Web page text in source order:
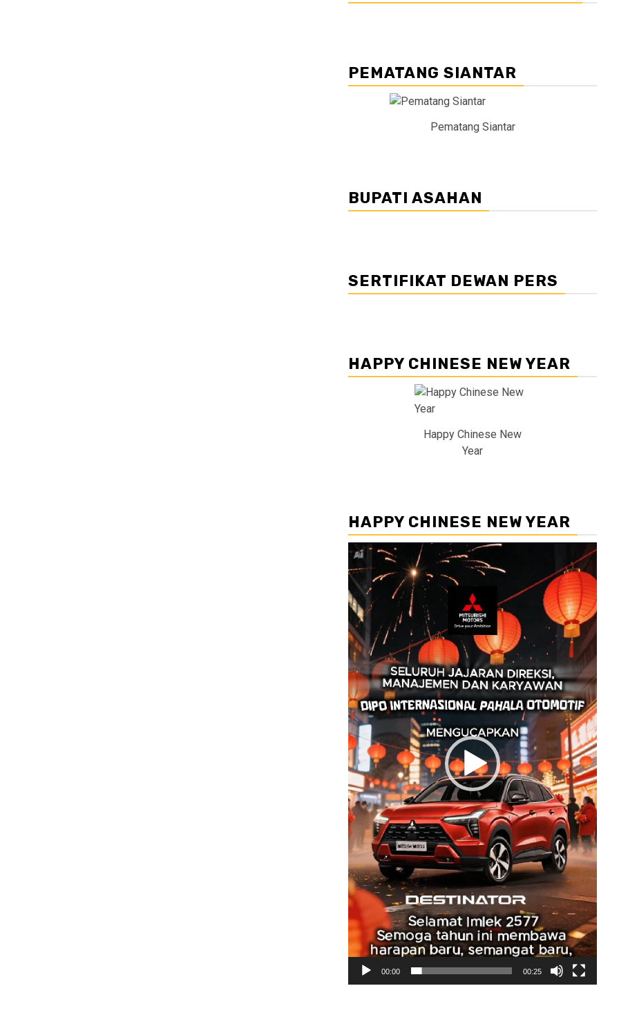
PEMATANG SIANTAR
Pematang Siantar
BUPATI ASAHAN
SERTIFIKAT DEWAN PERS
HAPPY CHINESE NEW YEAR
Happy Chinese New
Year
HAPPY CHINESE NEW YEAR
Pemutar
Video
00:00 00:25